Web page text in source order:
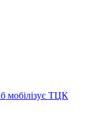
мобілізує ТЦК